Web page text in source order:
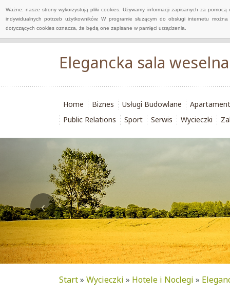
Ważne: nasze strony wykorzystują pliki cookies. Używamy informacji zapisanych za
indywidualnych potrzeb użytkowników. W programie służącym do obsługi internetu
dotyczących cookies oznacza, że będą one zapisane w pamięci urządzenia.
Elegancka sala weselna
Home Biznes Usługi Budowlane
Public Relations
Sport Serwis Wycieczki
Start» Wycieczki » Hotele i Noclegi »